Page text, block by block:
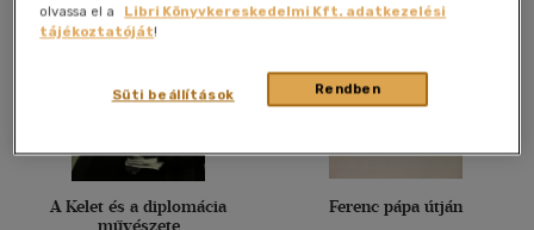
Alkalmaz
A Kelet és a diplomácia
művészete
Ferenc pápa útján
olvassa el a
Libri Könyvkereskedelmi Kft. adatkezelési
tájékoztatóját!
Rendben
Süti beállítások